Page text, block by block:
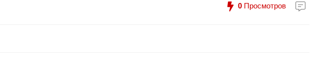
0 Просмотров